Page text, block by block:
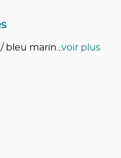
bleu marin voir plus